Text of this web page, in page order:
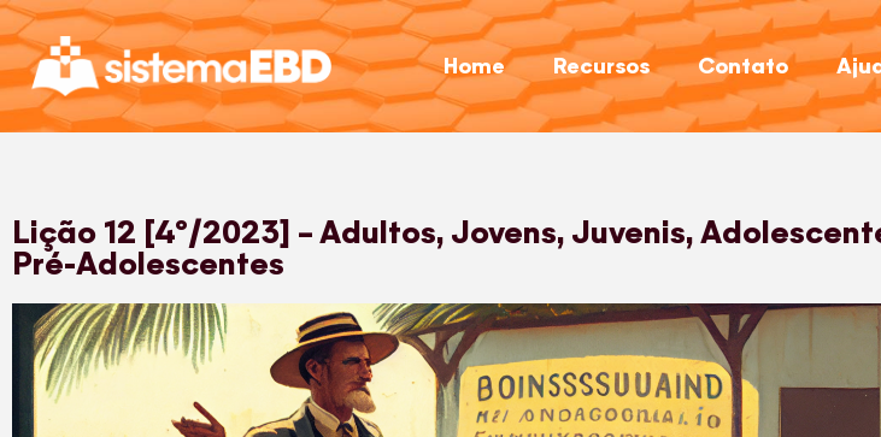
Home Recursos Contato
Lição 12 [4º/2023] – Adultos, Jovens, Juvenis,
Pré-Adolescentes